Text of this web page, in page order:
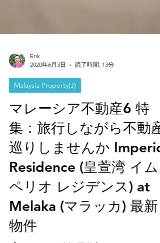
2020年6月3日
読了時間: 13分
Malaysia Property(J)
マレーシア不動産6 特
集：旅行しながら不動産
巡りしませんか Imperio
Residence (皇萱湾 イム
ペリオ レジデンス) at
Melaka (マラッカ) 最新